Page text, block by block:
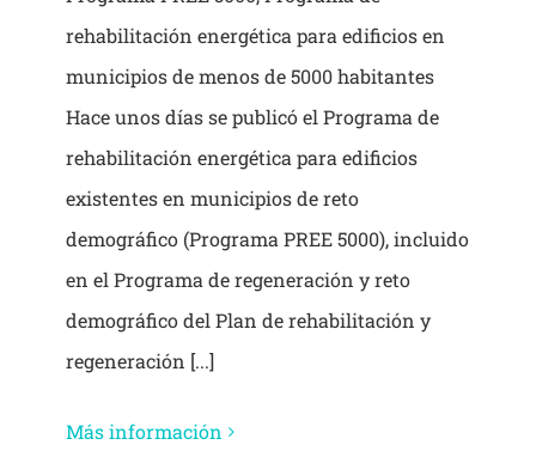
rehabilitación energética para edificios en
municipios de menos de 5000 habitantes
Hace unos días se publicó el Programa de
rehabilitación energética para edificios
existentes en municipios de reto
demográfico (Programa PREE 5000), incluido
en el Programa de regeneración y reto
demográfico del Plan de rehabilitación y
regeneración [...]
Más información